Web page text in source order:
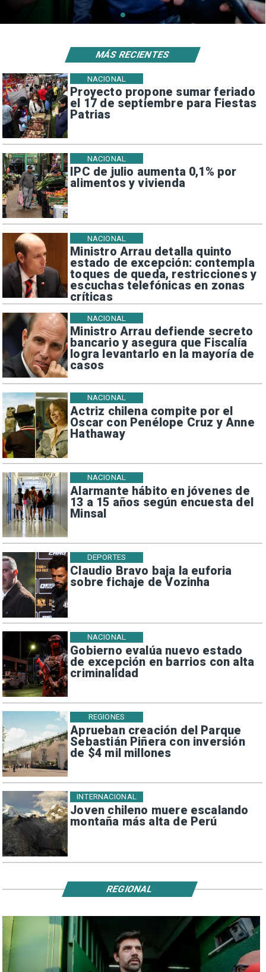
Proyecto propone sumar feriado
el 17 de septiembre para Fiestas
Patrias
NACIONAL
IPC de julio aumenta 0,1% por
alimentos y vivienda
NACIONAL
Ministro Arrau detalla quinto
estado de excepción: contempla
toques de queda, restricciones y
escuchas telefónicas en zonas
críticas
NACIONAL
Ministro Arrau defiende secreto
bancario y asegura que Fiscalía
logra levantarlo en la mayoría de
casos
NACIONAL
Actriz chilena compite por el
Oscar con Penélope Cruz y Anne
Hathaway
NACIONAL
Alarmante hábito en jóvenes de
13 a 15 años según encuesta del
Minsal
NACIONAL
Claudio Bravo baja la euforia
sobre fichaje de Vozinha
DEPORTES
Gobierno evalúa nuevo estado
de excepción en barrios con alta
criminalidad
NACIONAL
Aprueban creación del Parque
Sebastián Piñera con inversión
de $4 mil millones
REGIONES
Joven chileno muere escalando
montaña más alta de Perú
INTERNACIONAL
MÁS RECIENTES
REGIONAL